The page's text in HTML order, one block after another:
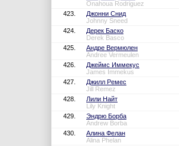
Onahoua Rodriguez
423.
Джонни Снид
Johnny Sneed
424.
Дерек Баско
Derek Basco
425.
Андре Вермюлен
Andree Vermeulen
426.
Джеймс Иммекус
James Immekus
427.
Джилл Ремес
Jill Remez
428.
Лили Найт
Lily Knight
429.
Эндрю Борба
Andrew Borba
430.
Алина Фелан
Alina Phelan